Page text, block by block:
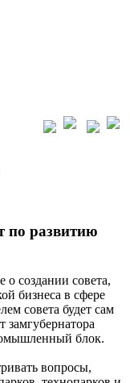
по развитию
о создании совета,
бизнеса в сфере
совета будет сам
замгубернатора
блок.
вопросы,